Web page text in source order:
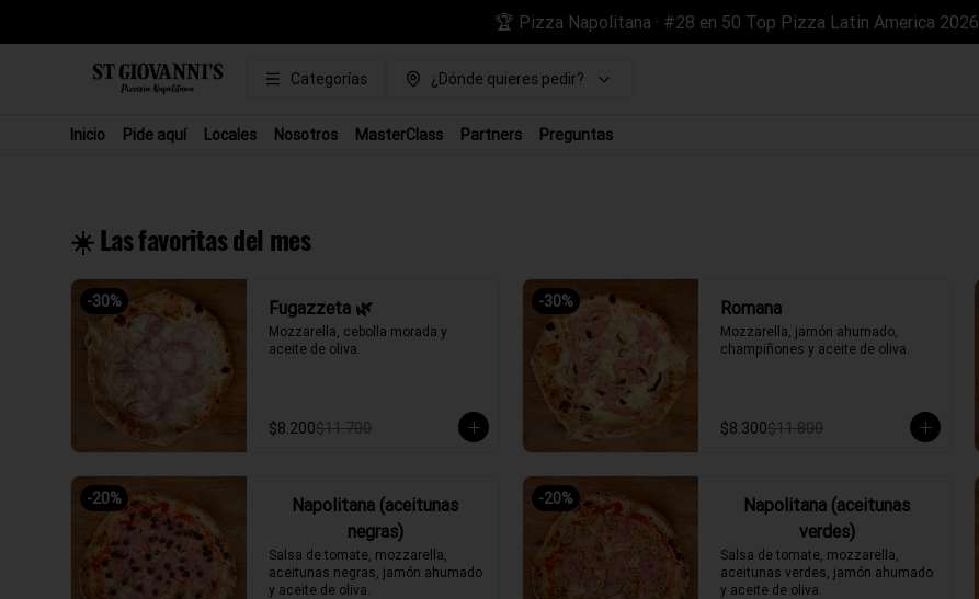
🏆 Pizza Napolitana · #28 en 50 Top Pizza Latin America 2026
Categorías ¿Dónde quieres pedir?
Inicio Pide aquí Locales Nosotros MasterClass Partners Preguntas
☀️ Las favoritas del mes
-30% Fugazzeta 🌿
Mozzarella, cebolla morada y
aceite de oliva.
$8.200$11.700
-30% Romana
Mozzarella, jamón ahumado,
champiñones y aceite de oliva.
$8.300$11.800
-20%
Napolitana (aceitunas
negras)
Salsa de tomate, mozzarella,
aceitunas negras, jamón ahumado
y aceite de oliva.
-20%
Napolitana (aceitunas
verdes)
Salsa de tomate, mozzarella,
aceitunas verdes, jamón ahumado
y aceite de oliva.